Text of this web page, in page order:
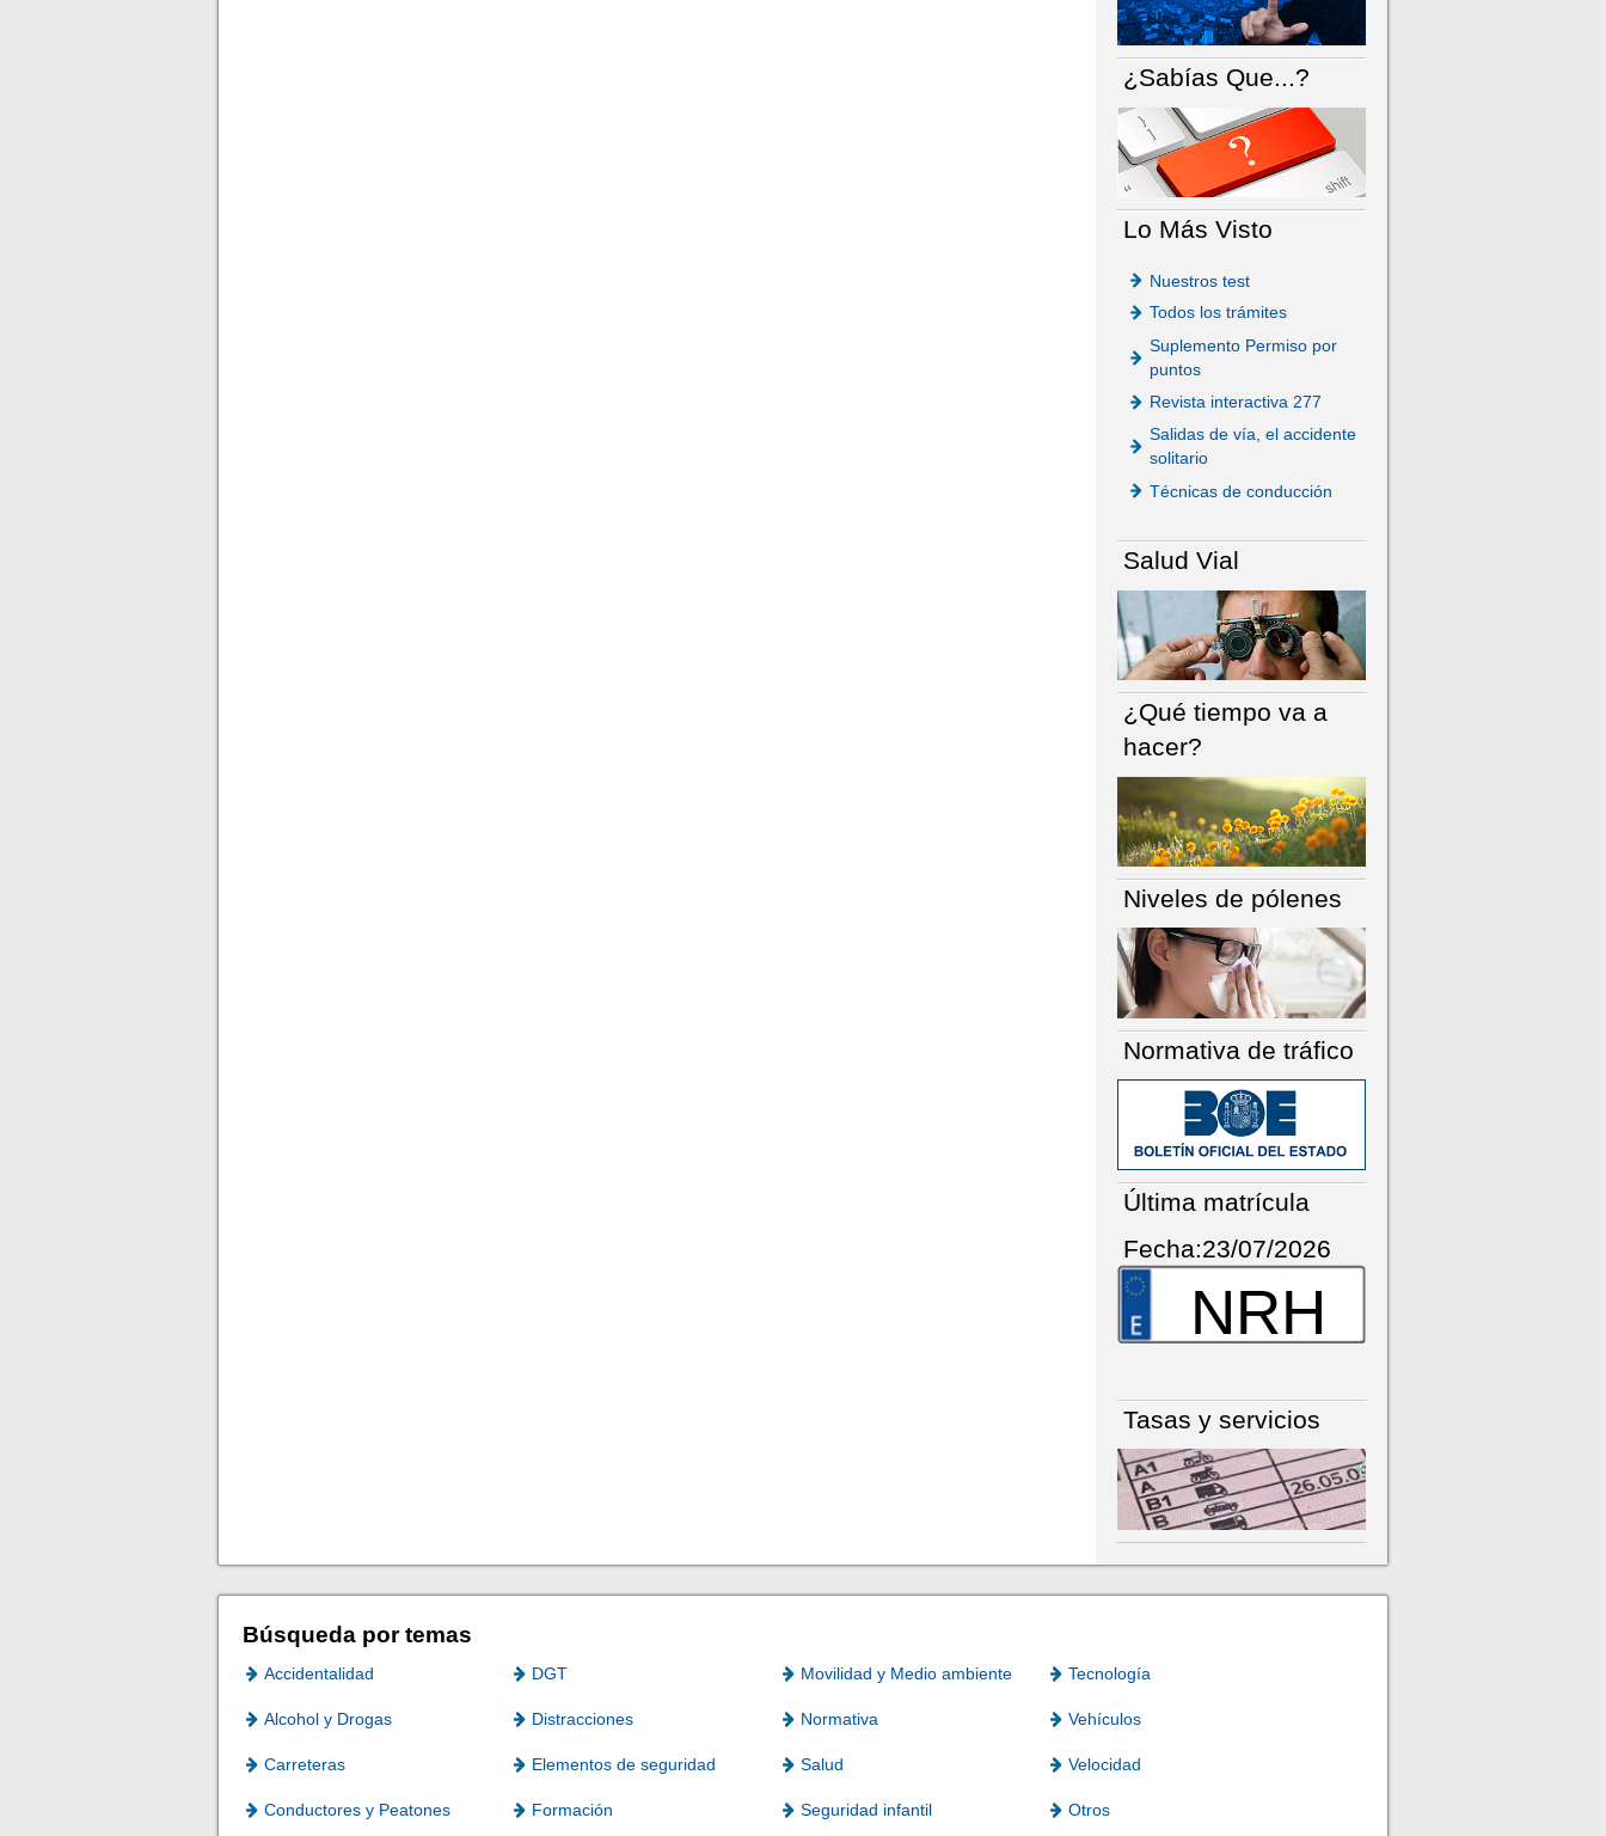
¿Sabías Que...?
Lo Más Visto
Nuestros test
Todos los trámites
Suplemento Permiso por
puntos
Revista interactiva 277
Salidas de vía, el accidente
solitario
Técnicas de conducción
Salud Vial
¿Qué tiempo va a
hacer?
Niveles de pólenes
Normativa de tráfico
Última matrícula
Fecha:23/07/2026
NRH
Tasas y servicios
Búsqueda por temas
Accidentalidad DGT Movilidad y Medio ambiente Tecnología
Alcohol y Drogas Distracciones Normativa Vehículos
Carreteras Elementos de seguridad Salud Velocidad
Conductores y Peatones Formación Seguridad infantil Otros